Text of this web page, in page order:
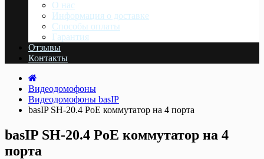
О нас
Информация о доставке
Cпособы оплаты
Гарантия
Отзывы
Контакты
Видеодомофоны
Видеодомофоны basIP
basIP SH-20.4 PoE коммутатор на 4 порта
basIP SH-20.4 PoE коммутатор на 4
порта